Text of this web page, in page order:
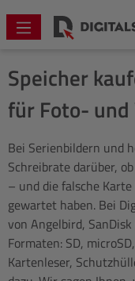
springen
Speicher
für Foto-
Bei Serienbildern und
Schreibrate darüber,
– und die falsche
gewartet haben. Bei
von Angelbird,
Formaten: SD,
Kartenleser,